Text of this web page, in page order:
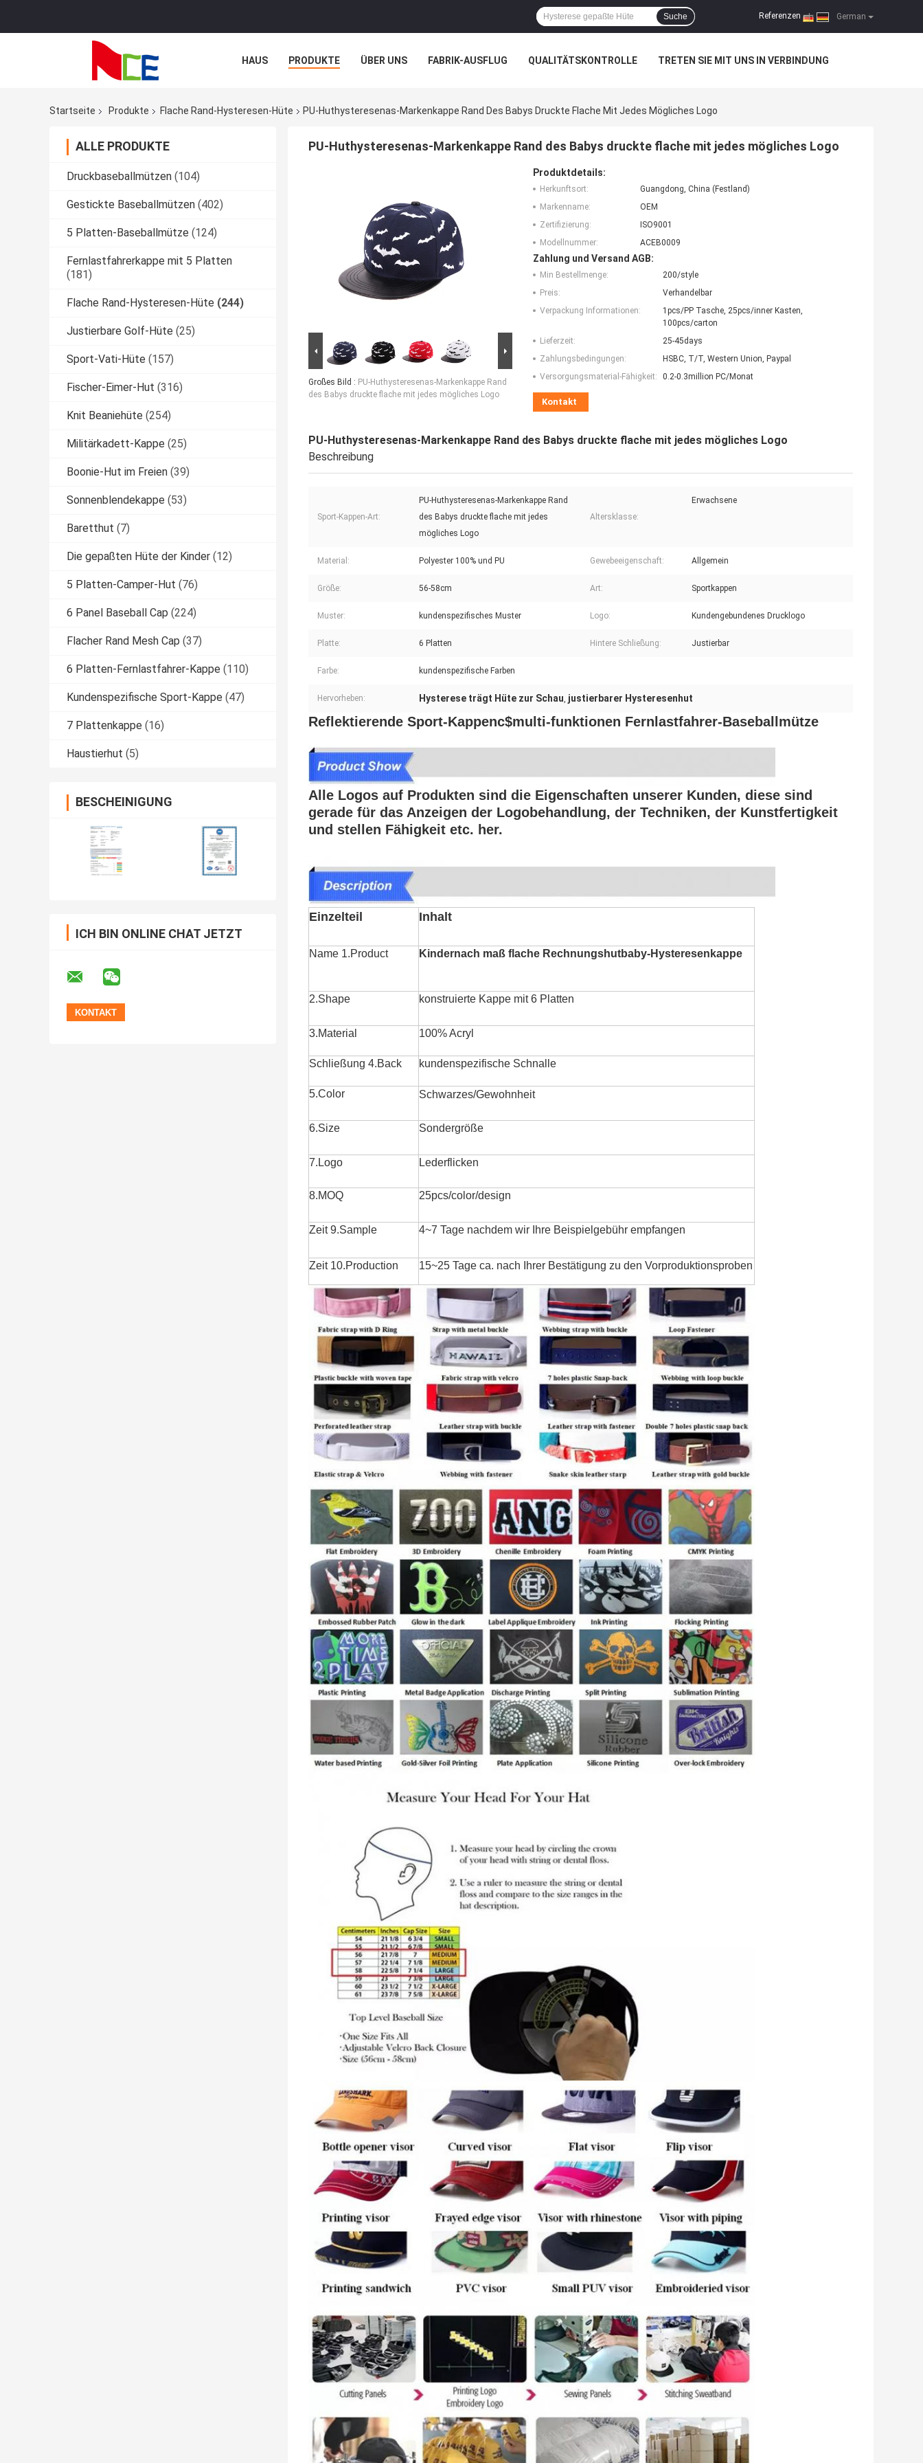
German
Referenzen |
Suche
HAUS PRODUKTE ÜBER UNS FABRIK-AUSFLUG QUALITÄTSKONTROLLE TRETEN SIE MIT UNS IN VERBINDUNG
Startseite
Produkte Flache Rand-Hysteresen-Hüte PU-Huthysteresenas-Markenkappe Rand Des Babys Druckte Flache Mit Jedes Mögliches Logo
ALLE PRODUKTE
Druckbaseballmützen (104)
Gestickte Baseballmützen (402)
5 Platten-Baseballmütze (124)
Fernlastfahrerkappe mit 5 Platten
(181)
Flache Rand-Hysteresen-Hüte (244)
Justierbare Golf-Hüte (25)
Sport-Vati-Hüte (157)
Fischer-Eimer-Hut (316)
Knit Beaniehüte (254)
Militärkadett-Kappe (25)
Boonie-Hut im Freien (39)
Sonnenblendekappe (53)
Baretthut (7)
Die gepaßten Hüte der Kinder (12)
5 Platten-Camper-Hut (76)
6 Panel Baseball Cap (224)
Flacher Rand Mesh Cap (37)
6 Platten-Fernlastfahrer-Kappe (110)
Kundenspezifische Sport-Kappe (47)
7 Plattenkappe (16)
Haustierhut (5)
BESCHEINIGUNG
ICH BIN ONLINE CHAT JETZT
PU-Huthysteresenas-Markenkappe Rand des Babys druckte flache mit jedes mögliches Logo
Großes Bild : PU-Huthysteresenas-Markenkappe Rand
des Babys druckte flache mit jedes mögliches Logo
Produktdetails:
Herkunftsort:
Guangdong, China (Festland)
Markenname:
OEM
Zertifizierung:
ISO9001
Modellnummer:
ACEB0009
Zahlung und Versand AGB:
Min Bestellmenge:
200/style
Preis:
Verhandelbar
Verpackung Informationen:
1pcs/PP Tasche, 25pcs/inner Kasten,
100pcs/carton
Lieferzeit:
25-45days
Zahlungsbedingungen:
HSBC, T/T, Western Union, Paypal
Versorgungsmaterial-Fähigkeit:
0.2-0.3million PC/Monat
Kontakt
PU-Huthysteresenas-Markenkappe Rand des Babys druckte flache mit jedes mögliches Logo
Beschreibung
Sport-Kappen-Art:
PU-Huthysteresenas-Markenkappe Rand
des Babys druckte flache mit jedes
mögliches Logo
Altersklasse:
Erwachsene
Material: Polyester 100% und PU Gewebeeigenschaft: Allgemein
Größe: 56-58cm Art: Sportkappen
Muster: kundenspezifisches Muster Logo: Kundengebundenes Drucklogo
Platte: 6 Platten Hintere Schließung: Justierbar
Farbe: kundenspezifische Farben
Hervorheben: Hysterese trägt Hüte zur Schau, justierbarer Hysteresenhut
Reflektierende Sport-Kappenc$multi-funktionen Fernlastfahrer-Baseballmütze
Alle Logos auf Produkten sind die Eigenschaften unserer Kunden, diese sind
gerade für das Anzeigen der Logobehandlung, der Techniken, der Kunstfertigkeit
und stellen Fähigkeit etc. her.
Einzelteil Inhalt
Name 1.Product Kindernach maß flache Rechnungshutbaby-Hysteresenkappe
2.Shape konstruierte Kappe mit 6 Platten
3.Material 100% Acryl
Schließung 4.Back kundenspezifische Schnalle
5.Color Schwarzes/Gewohnheit
6.Size Sondergröße
7.Logo Lederflicken
8.MOQ 25pcs/color/design
Zeit 9.Sample 4~7 Tage nachdem wir Ihre Beispielgebühr empfangen
Zeit 10.Production 15~25 Tage ca. nach Ihrer Bestätigung zu den Vorproduktionsproben